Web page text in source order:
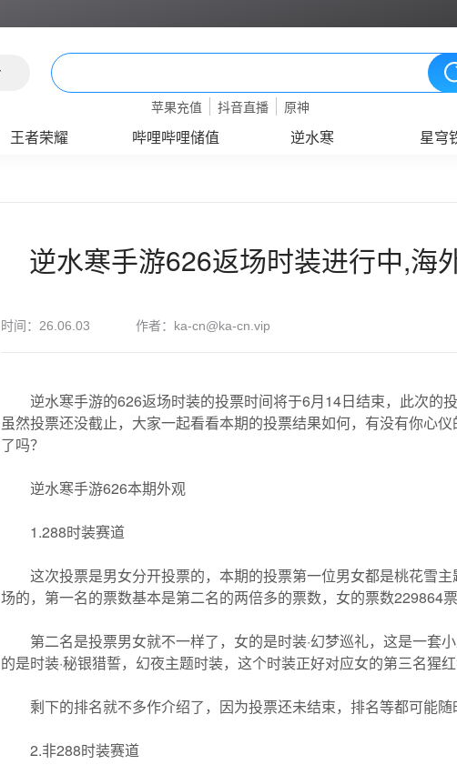
苹果充值 抖音直播 原神
王者荣耀 哔哩哔哩储值 逆水寒
星穹
逆水寒手游626返场时装进行中,海
时间： 26.06.03 作者： ka-cn@ka-cn.vip
逆水寒手游的626返场时装的投票时间将于6月14日结束，此次的
虽然投票还没截止，大家一起看看本期的投票结果如何，有没有你心
了吗？
逆水寒手游626本期外观
1.288时装赛道
这次投票是男女分开投票的，本期的投票第一位男女都是桃花雪
场的，第一名的票数基本是第二名的两倍多的票数，女的票数229864
第二名是投票男女就不一样了，女的是时装·幻梦巡礼，这是一套
的是时装·秘银猎誓，幻夜主题时装，这个时装正好对应女的第三名猩
剩下的排名就不多作介绍了，因为投票还未结束，排名等都可能
2.非288时装赛道